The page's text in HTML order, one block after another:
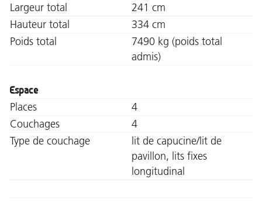
Largeur total
241 cm
Hauteur total
334 cm
Poids total
7490 kg (poids total
admis)
Espace
Places
4
Couchages
4
Type de couchage
lit de capucine/lit de
pavillon, lits fixes
longitudinal